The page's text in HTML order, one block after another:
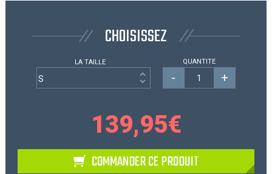
CHOISISSEZ
LA TAILLE QUANTITE
- +
139,95€
COMMANDER CE PRODUIT